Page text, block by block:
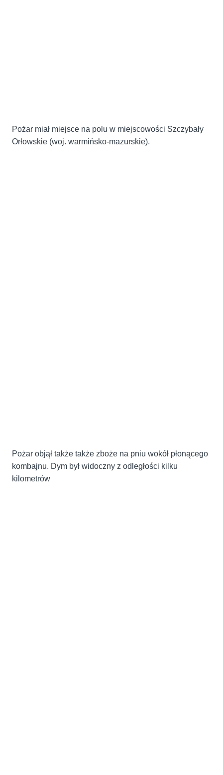
Pożar miał miejsce na polu w miejscowości Szczybały
Orłowskie (woj. warmińsko-mazurskie).
Pożar objął także także zboże na pniu wokół płonącego
kombajnu. Dym był widoczny z odległości kilku
kilometrów